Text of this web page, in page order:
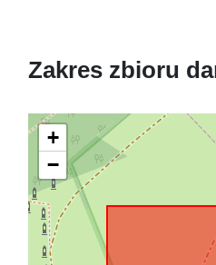
Zakres zbioru
+
−